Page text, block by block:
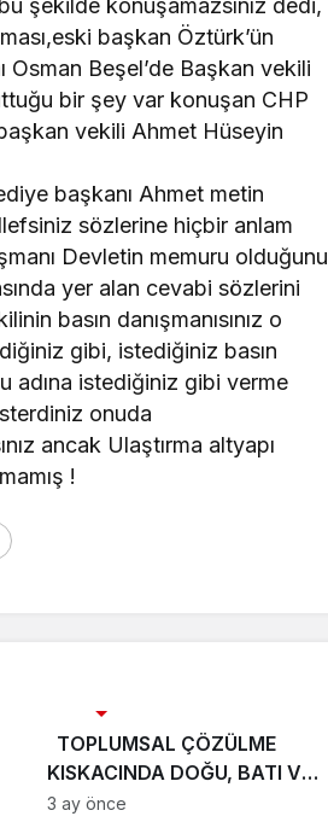
şekilde konuşamazsınız dedi,
başkan Öztürk’ün
Beşel’de Başkan vekili
bir şey var konuşan CHP
vekili Ahmet Hüseyin
başkanı Ahmet metin
sözlerine hiçbir anlam
Devletin memuru olduğunu
yer alan cevabi sözlerini
basın danışmanısınız o
gibi, istediğiniz basın
adına istediğiniz gibi verme
onuda
ancak Ulaştırma altyapı
!
TOPLUMSAL ÇÖZÜLME
KISKACINDA DOĞU, BATI VE
TÜRKİYE
3 ay önce
Köşe Yazıları